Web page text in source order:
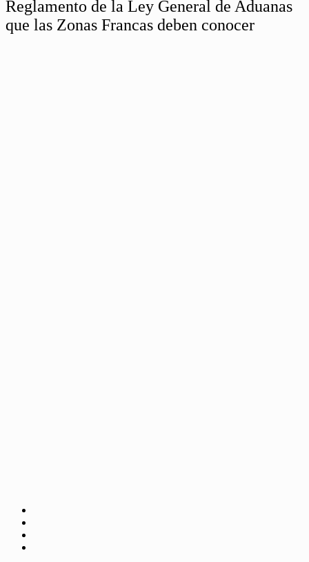
Reglamento de la Ley General de Aduanas
que las Zonas Francas deben conocer